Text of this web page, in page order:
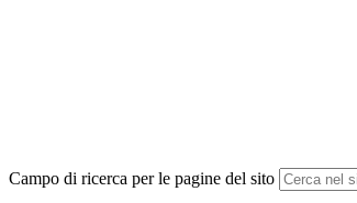
Campo di ricerca per le pagine del sito